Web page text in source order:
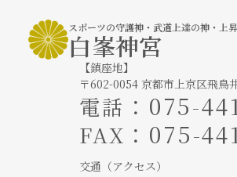
スポーツの守護神・武道上達の神・上
白峯神宮
【鎮座地】
〒602-0054 京都市上京区飛鳥
電話 ： 075-
FAX ：075-
交通（アクセス）